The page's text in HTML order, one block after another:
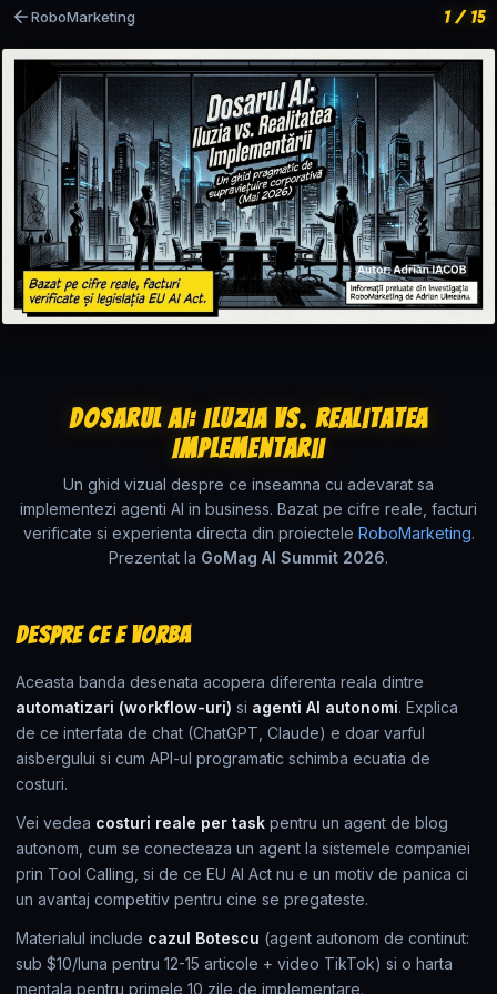
RoboMarketing 1 / 15
Dosarul AI: Iluzia vs. Realitatea
Implementarii
Un ghid vizual despre ce inseamna cu adevarat sa
implementezi agenti AI in business. Bazat pe cifre reale, facturi
verificate si experienta directa din proiectele RoboMarketing.
Prezentat la GoMag AI Summit 2026.
Despre ce e vorba
Aceasta banda desenata acopera diferenta reala dintre
automatizari (workflow-uri) si agenti AI autonomi. Explica
de ce interfata de chat (ChatGPT, Claude) e doar varful
aisbergului si cum API-ul programatic schimba ecuatia de
costuri.
Vei vedea costuri reale per task pentru un agent de blog
autonom, cum se conecteaza un agent la sistemele companiei
prin Tool Calling, si de ce EU AI Act nu e un motiv de panica ci
un avantaj competitiv pentru cine se pregateste.
Materialul include cazul Botescu (agent autonom de continut:
sub $10/luna pentru 12-15 articole + video TikTok) si o harta
mentala pentru primele 10 zile de implementare.